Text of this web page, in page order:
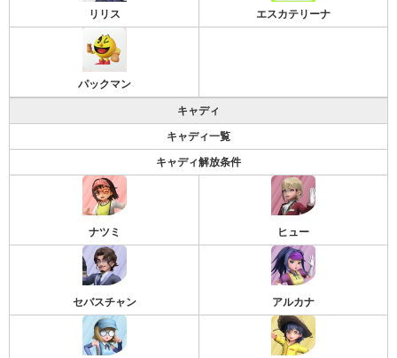
リリス エスカテリーナ
パックマン
キャディ
キャディ一覧
キャディ解放条件
ナツミ ヒュー
セバスチャン アルカナ